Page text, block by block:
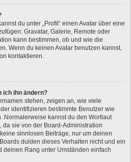
du unter „Profil“ einen Avatar über eine
Gravatar, Galerie, Remote oder
kann bestimmen, ob und wie die
Wenn du keinen Avatar benutzen kannst,
kontaktieren.
ich ihn ändern?
stehen, zeigen an, wie viele
identifizieren bestimmte Benutzer wie
Normalerweise kannst du den Wortlaut
sie von der Board-Administration
sinnlosen Beiträge, nur um deinen
dulden dieses Verhalten nicht und ein
deinen Rang unter Umständen einfach